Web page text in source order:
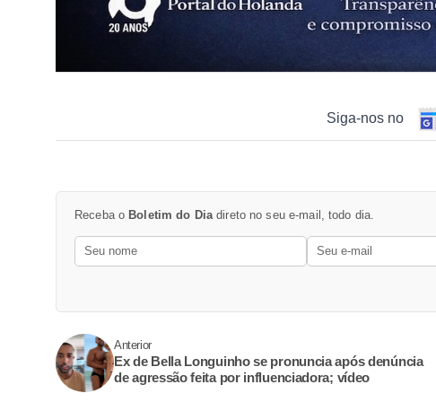
Siga-nos no
Receba o Boletim do Dia direto no seu e-mail, todo dia.
Anterior
Ex de Bella Longuinho se pronuncia após denúncia
de agressão feita por influenciadora; vídeo